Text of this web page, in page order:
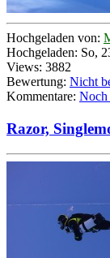
Hochgeladen von:
Hochgeladen: So,
Views: 3882
Bewertung: Nicht
Kommentare: Noch
Razor,